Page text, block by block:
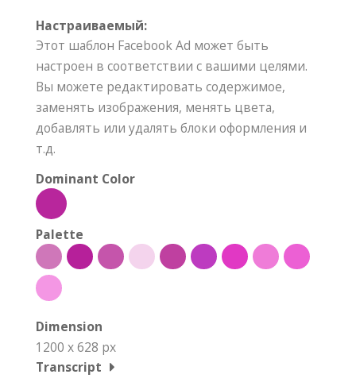
Настраиваемый:
Этот шаблон Facebook Ad может быть
настроен в соответствии с вашими целями.
Вы можете редактировать содержимое,
заменять изображения, менять цвета,
добавлять или удалять блоки оформления и
т.д.
Dominant Color
Palette
Dimension
1200 x 628 px
Transcript